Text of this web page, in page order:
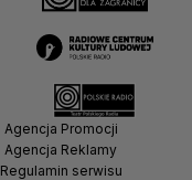
Agencja Promocji
Agencja Reklamy
Regulamin serwisu